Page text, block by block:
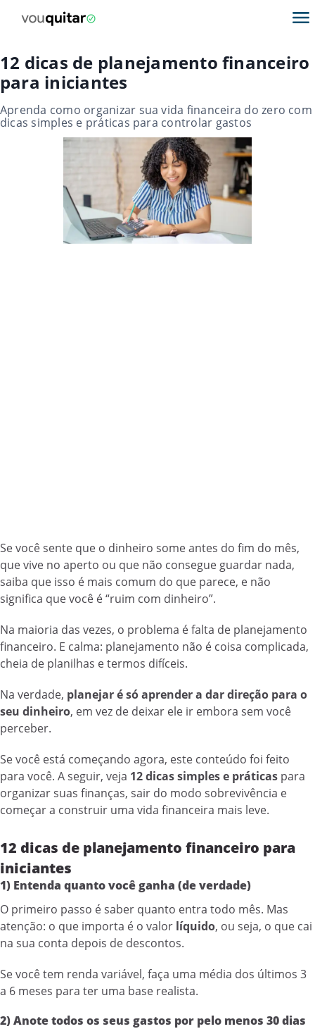
12 dicas de planejamento financeiro
para iniciantes
Aprenda como organizar sua vida financeira do zero com
dicas simples e práticas para controlar gastos
Se você sente que o dinheiro some antes do fim do mês,
que vive no aperto ou que não consegue guardar nada,
saiba que isso é mais comum do que parece, e não
significa que você é “ruim com dinheiro”.
Na maioria das vezes, o problema é falta de planejamento
financeiro. E calma: planejamento não é coisa complicada,
cheia de planilhas e termos difíceis.
Na verdade, planejar é só aprender a dar direção para o
seu dinheiro, em vez de deixar ele ir embora sem você
perceber.
Se você está começando agora, este conteúdo foi feito
para você. A seguir, veja 12 dicas simples e práticas para
organizar suas finanças, sair do modo sobrevivência e
começar a construir uma vida financeira mais leve.
12 dicas de planejamento financeiro para
iniciantes
1) Entenda quanto você ganha (de verdade)
O primeiro passo é saber quanto entra todo mês. Mas
atenção: o que importa é o valor líquido, ou seja, o que cai
na sua conta depois de descontos.
Se você tem renda variável, faça uma média dos últimos 3
a 6 meses para ter uma base realista.
2) Anote todos os seus gastos por pelo menos 30 dias